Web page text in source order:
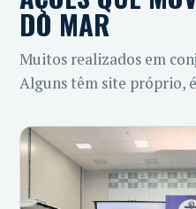
DO MAR
Muitos realizados em
Alguns têm site próprio,